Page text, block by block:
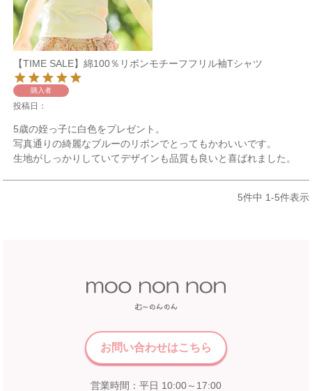
【TIME SALE】綿100％リボンモチーフフリル袖Tシャツ
購入者
投稿日
5歳の姪っ子に白色をプレゼント。
写真通りの綺麗なブルーのリボンでとってもかわいいです。
生地がしっかりしていてデザインも品質も良いと喜ばれました。
5件中 1-5件表示
お問い合わせはこちら
営業時間：平日 10:00～17:00